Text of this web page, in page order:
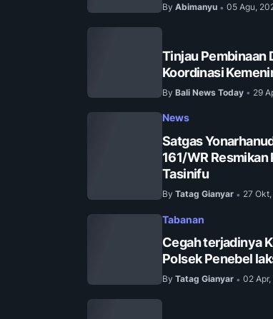
By Abimanyu • 05 Agu,
Tinjau Pembinaan
Koordinasi
By Bali News Today • 29
News
Satgas
161/WR Resmikan
Tasinifu
By Tatag Gianyar • 27
Tabanan
Cegah terjadinya
Polsek Penebel
By Tatag Gianyar • 02